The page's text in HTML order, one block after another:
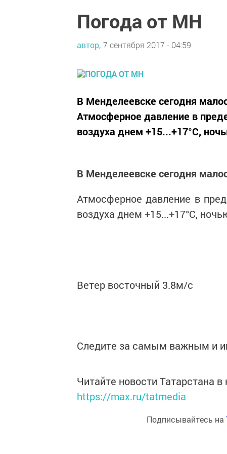
Погода от МН
автор, 7 сентября 2017 - 04:59
В Менделеевске сегодня
Атмосферное давление в
воздуха днем +15...+17°C,
В Менделеевске сегодня
Атмосферное давление в
воздуха днем +15...+17°C,
Ветер восточный 3.8м/с
Следите за самым важным и
Читайте новости Татарстана
https://max.ru/tatmedia
Подписывайтесь на